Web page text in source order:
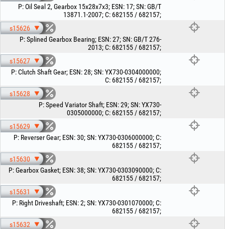
P:Oil Seal 2, Gearbox 15x28x7x3; ESN: 17;SN:GB/T
13871.1-2007;C: 682155 / 682157;
s15626
P:Splined Gearbox Bearing; ESN:27;SN:GB/T 276-
2013;C: 682155 / 682157;
s15627
P:Clutch Shaft Gear; ESN:28;SN:YX730-0304000000;
C: 682155 / 682157;
s15628
P:Speed Variator Shaft; ESN:29;SN:YX730-
0305000000;C: 682155 / 682157;
s15629
P: Reverser Gear; ESN:30;SN:YX730-0306000000;C:
682155 / 682157;
s15630
P:Gearbox Gasket; ESN:38;SN:YX730-0303090000;C:
682155 / 682157;
s15631
P: Right Driveshaft; ESN:2;SN:YX730-0301070000;C:
682155 / 682157;
s15632